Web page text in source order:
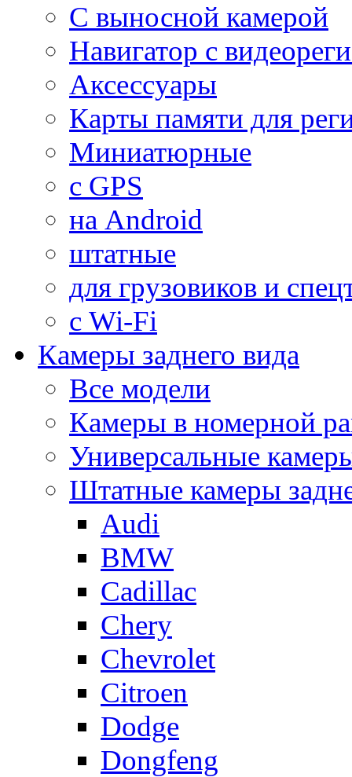
С выносной камерой
Навигатор с
Аксессуары
Карты памяти для
Миниатюрные
с GPS
на Android
штатные
для грузовиков и
с Wi-Fi
Камеры заднего вида
Все модели
Камеры в номерной
Универсальные
Штатные камеры
Audi
BMW
Cadillac
Chery
Chevrolet
Citroen
Dodge
Dongfeng